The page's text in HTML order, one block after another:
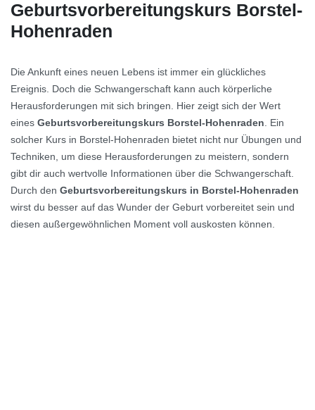
Geburtsvorbereitungskurs Borstel-
Hohenraden
Die Ankunft eines neuen Lebens ist immer ein glückliches
Ereignis. Doch die Schwangerschaft kann auch körperliche
Herausforderungen mit sich bringen. Hier zeigt sich der Wert
eines Geburtsvorbereitungskurs Borstel-Hohenraden. Ein
solcher Kurs in Borstel-Hohenraden bietet nicht nur Übungen und
Techniken, um diese Herausforderungen zu meistern, sondern
gibt dir auch wertvolle Informationen über die Schwangerschaft.
Durch den Geburtsvorbereitungskurs in Borstel-Hohenraden
wirst du besser auf das Wunder der Geburt vorbereitet sein und
diesen außergewöhnlichen Moment voll auskosten können.